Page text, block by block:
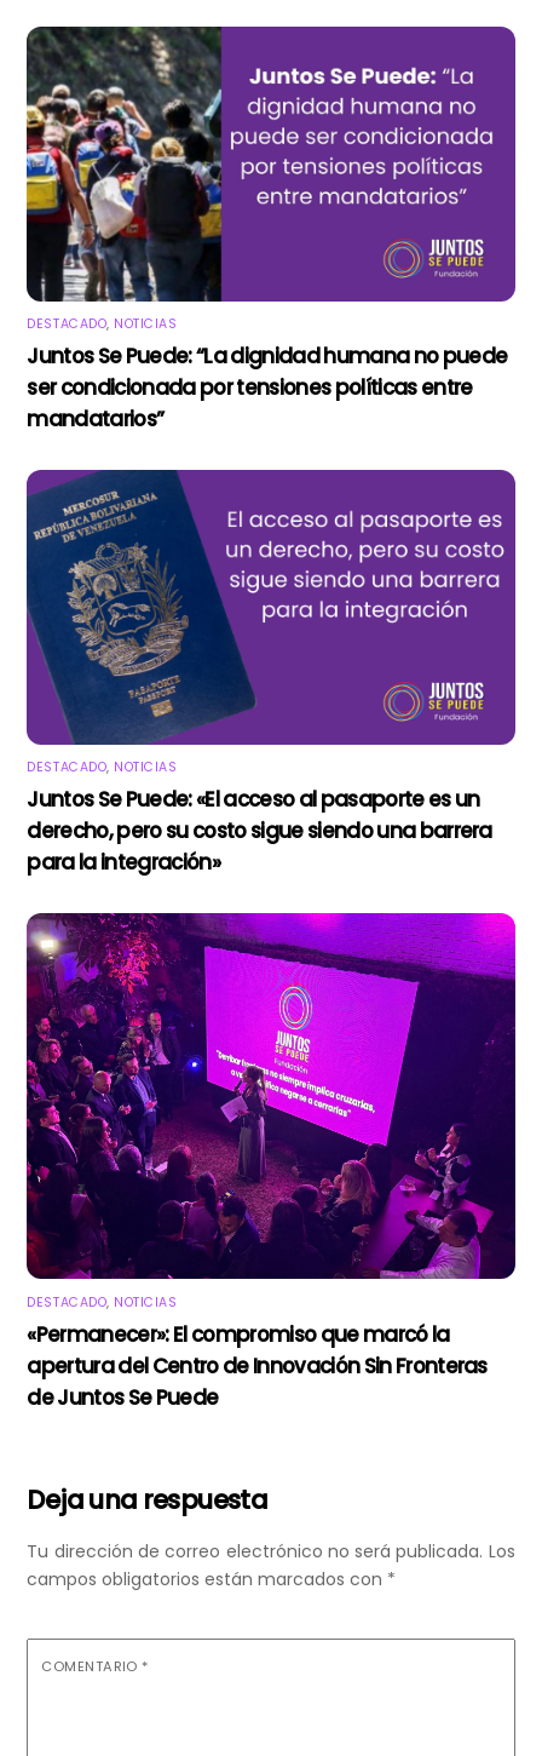
DESTACADO, NOTICIAS
Juntos Se Puede: “La dignidad humana no puede
ser condicionada por tensiones políticas entre
mandatarios”
DESTACADO, NOTICIAS
Juntos Se Puede: «El acceso al pasaporte es un
derecho, pero su costo sigue siendo una barrera
para la integración»
DESTACADO, NOTICIAS
«Permanecer»: El compromiso que marcó la
apertura del Centro de Innovación Sin Fronteras
de Juntos Se Puede
Deja una respuesta
Tu dirección de correo electrónico no será publicada. Los
campos obligatorios están marcados con *
COMENTARIO *